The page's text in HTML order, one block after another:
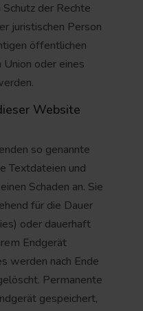
der Rechte
juristischen Person
öffentlichen
oder eines
Website
so genannte
Textdateien und
Schaden an. Sie
für die Dauer
oder dauerhaft
Endgerät
werden nach Ende
Permanente
gespeichert,